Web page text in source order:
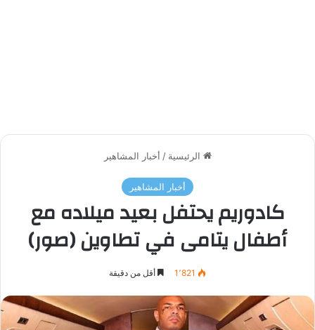
الرئيسية / أخبار المشاهير
أخبار المشاهير
كادوريم يحتفل بعيد ميلاده مع
أطفال يتامى في تطاوين (صور)
1٬821 أقل من دقيقة